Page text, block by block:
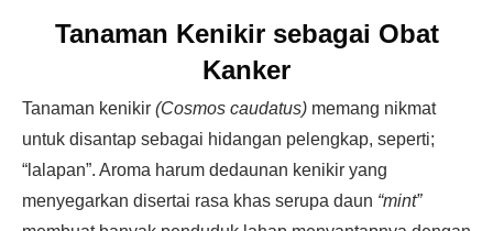
Tanaman Kenikir sebagai Obat
Kanker
Tanaman kenikir (Cosmos caudatus) memang nikmat
untuk disantap sebagai hidangan pelengkap, seperti;
“lalapan”. Aroma harum dedaunan kenikir yang
menyegarkan disertai rasa khas serupa daun “mint”